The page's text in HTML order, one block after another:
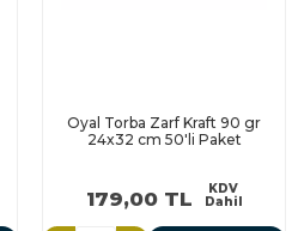
Oyal Torba Zarf Kraft 90 gr
24x32 cm 50'li Paket
179,00 TL
KDV
Dahil